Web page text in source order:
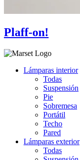
Plaff-on!
Lámparas interior
Todas
Suspensión
Pie
Sobremesa
Portátil
Techo
Pared
Lámparas exterior
Todas